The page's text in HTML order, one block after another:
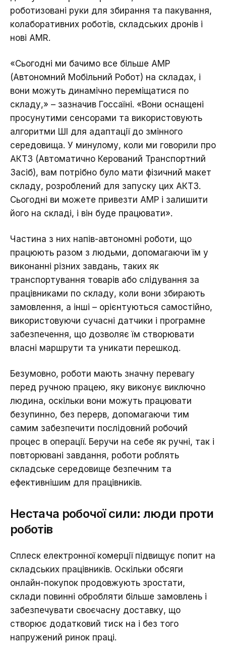
роботизовані руки для збирання та пакування,
колаборативних роботів, складських дронів і
нові AMR.
«Сьогодні ми бачимо все більше АМР
(Автономний Мобільний Робот) на складах, і
вони можуть динамічно переміщатися по
складу,» – зазначив Госсаїні. «Вони оснащені
просунутими сенсорами та використовують
алгоритми ШІ для адаптації до змінного
середовища. У минулому, коли ми говорили про
АКТЗ (Автоматично Керований Транспортний
Засіб), вам потрібно було мати фізичний макет
складу, розроблений для запуску цих АКТЗ.
Сьогодні ви можете привезти АМР і залишити
його на складі, і він буде працювати».
Частина з них напів-автономні роботи, що
працюють разом з людьми, допомагаючи їм у
виконанні різних завдань, таких як
транспортування товарів або слідування за
працівниками по складу, коли вони збирають
замовлення, а інші – орієнтуються самостійно,
використовуючи сучасні датчики і програмне
забезпечення, що дозволяє їм створювати
власні маршрути та уникати перешкод.
Безумовно, роботи мають значну перевагу
перед ручною працею, яку виконує виключно
людина, оскільки вони можуть працювати
безупинно, без перерв, допомагаючи тим
самим забезпечити послідовний робочий
процес в операції. Беручи на себе як ручні, так і
повторювані завдання, роботи роблять
складське середовище безпечним та
ефективнішим для працівників.
Нестача робочої сили: люди проти
роботів
Сплеск електронної комерції підвищує попит на
складських працівників. Оскільки обсяги
онлайн-покупок продовжують зростати,
склади повинні обробляти більше замовлень і
забезпечувати своєчасну доставку, що
створює додатковий тиск на і без того
напружений ринок праці.